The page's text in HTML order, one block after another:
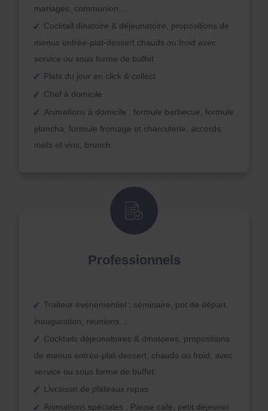
mariages, communion…
Cocktail dinatoire & déjeunatoire, propositions de
menus entrée-plat-dessert chauds ou froid avec
service ou sous forme de buffet
Plats du jour en click & collect
Chef à domicile
Animations à domicile : formule barbecue, formule
plancha, formule fromage et charcuterie, accords
mets et vins, brunch
Professionnels
Traiteur événementiel : séminaire, pot de départ,
inauguration, réunions…
Cocktails déjeunatoires & dinatoires, propositions
de menus entrée-plat-dessert, chauds ou froid, avec
service ou sous forme de buffet
Livraison de plateaux repas
Animations spéciales : Pause café, petit déjeuner